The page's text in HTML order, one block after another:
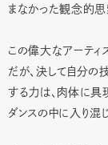
まなかった観念的
この偉大なアーティ
だが、決して自分の
する力は、肉体に具
ダンスの中に入り混